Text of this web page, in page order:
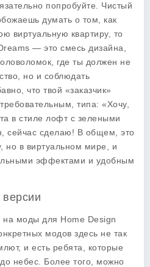
попробуйте. Чистый
думать о том, как
виртуальную квартиру, то
— это смесь дизайна,
где ты должен не
но и соблюдать
что твой «заказчик»
типа: «Хочу,
в стиле лофт с зелеными
сейчас сделаю! В общем, это
но в виртуальном мире, и
эффектами и удобным
на моды для Home Design
модов здесь не так
и есть ребята, которые
небес. Более того, можно